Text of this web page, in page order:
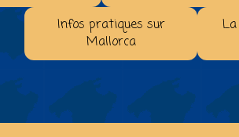
Infos pratiques sur
Mallorca